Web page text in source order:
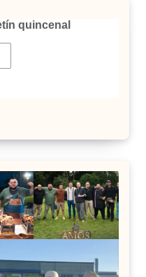
quincenal